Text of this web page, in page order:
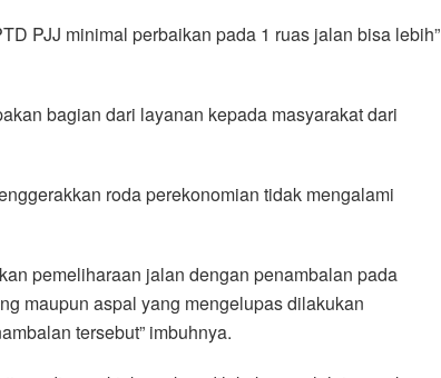
PJJ minimal perbaikan pada 1 ruas jalan bisa lebih”
bagian dari layanan kepada masyarakat dari
roda perekonomian tidak mengalami
pemeliharaan jalan dengan penambalan pada
maupun aspal yang mengelupas dilakukan
tersebut” imbuhnya.